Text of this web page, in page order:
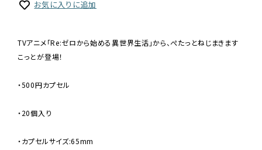
お気に入りに追加
TVアニメ「Re:ゼロから始める異世界生活」から、ぺたっとねじまきます
こっとが登場！
・500円カプセル
・20個入り
・カプセルサイズ:65mm